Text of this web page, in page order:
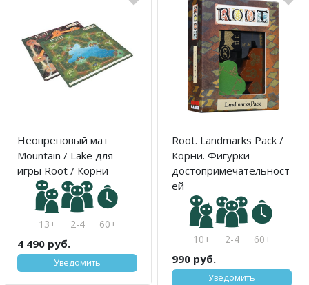
Неопреновый мат
Mountain / Lake для
игры Root / Корни
13+ 2-4 60+
4 490 руб.
Уведомить
Root. Landmarks Pack /
Корни. Фигурки
достопримечательност
ей
10+ 2-4 60+
990 руб.
Уведомить